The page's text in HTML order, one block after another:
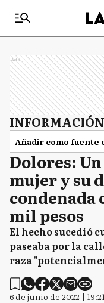
Ads
Añadir como fuente
Dolores:
mujer y su
condenada
mil pesos
El hecho sucedió
paseaba por la
raza
6 de junio de 2022 |